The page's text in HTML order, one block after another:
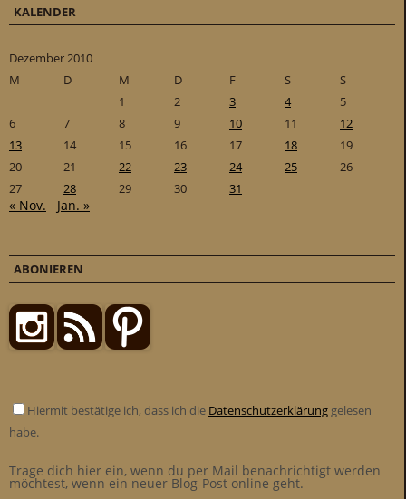
KALENDER
Dezember 2010
M
D M D F S
S
1
2 3 4
5
6
7 8 9 10 11
12
13
14 15 16 17 18
19
20
21 22 23 24 25
26
27
28 29 30 31
« Nov. Jan. »
ABONIEREN
Hiermit bestätige ich, dass ich die Datenschutzerklärung gelesen
habe.
Trage dich hier ein, wenn du per Mail benachrichtigt werden
möchtest, wenn ein neuer Blog-Post online geht.